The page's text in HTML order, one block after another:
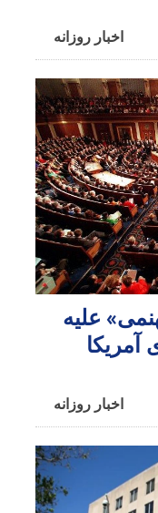
اخبار روزانه
علیه
آمریکا
اخبار روزانه